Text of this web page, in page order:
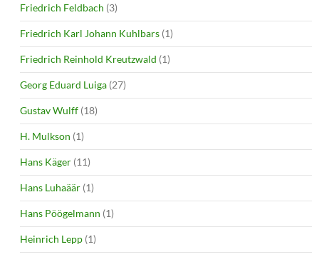
Friedrich Feldbach (3)
Friedrich Karl Johann Kuhlbars (1)
Friedrich Reinhold Kreutzwald (1)
Georg Eduard Luiga (27)
Gustav Wulff (18)
H. Mulkson (1)
Hans Käger (11)
Hans Luhaäär (1)
Hans Pöögelmann (1)
Heinrich Lepp (1)